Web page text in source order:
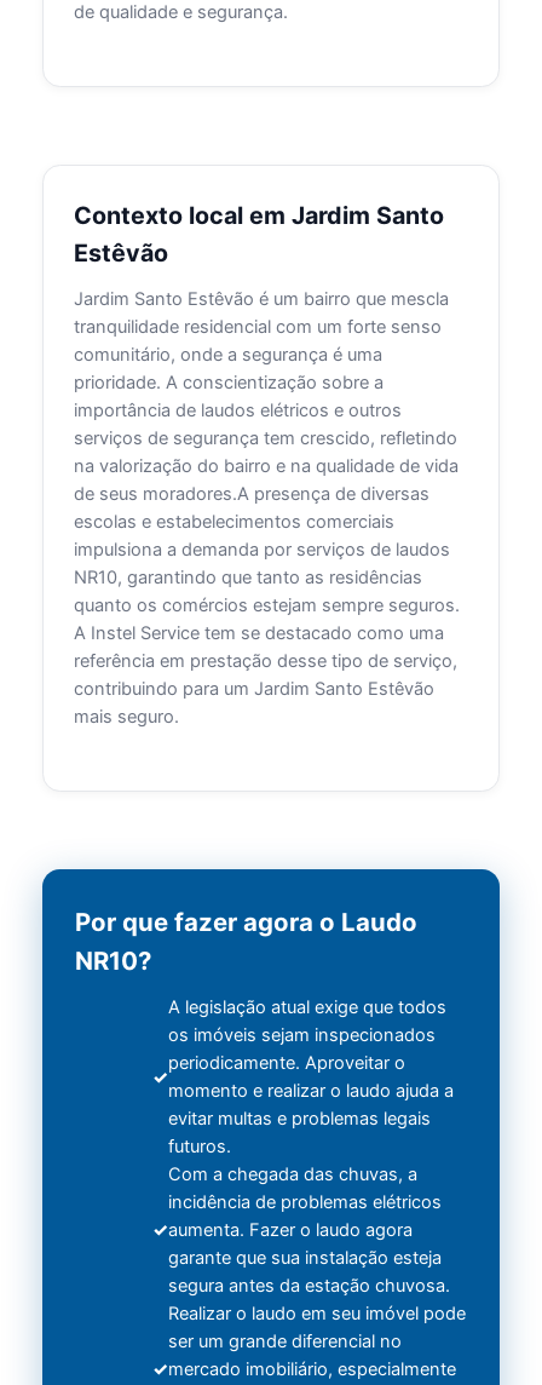
de qualidade e segurança.
Contexto local em Jardim Santo
Estêvão
Jardim Santo Estêvão é um bairro que mescla
tranquilidade residencial com um forte senso
comunitário, onde a segurança é uma
prioridade. A conscientização sobre a
importância de laudos elétricos e outros
serviços de segurança tem crescido, refletindo
na valorização do bairro e na qualidade de vida
de seus moradores.A presença de diversas
escolas e estabelecimentos comerciais
impulsiona a demanda por serviços de laudos
NR10, garantindo que tanto as residências
quanto os comércios estejam sempre seguros.
A Instel Service tem se destacado como uma
referência em prestação desse tipo de serviço,
contribuindo para um Jardim Santo Estêvão
mais seguro.
Por que fazer agora o Laudo
NR10?
A legislação atual exige que todos
os imóveis sejam inspecionados
periodicamente. Aproveitar o
momento e realizar o laudo ajuda a
evitar multas e problemas legais
futuros.
Com a chegada das chuvas, a
incidência de problemas elétricos
aumenta. Fazer o laudo agora
garante que sua instalação esteja
segura antes da estação chuvosa.
Realizar o laudo em seu imóvel pode
ser um grande diferencial no
mercado imobiliário, especialmente